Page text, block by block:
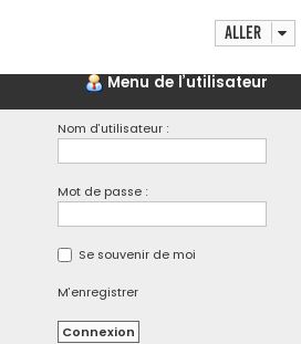
Aller
Menu de l’utilisateur
Nom d’utilisateur :
Mot de passe :
Se souvenir de moi
M’enregistrer